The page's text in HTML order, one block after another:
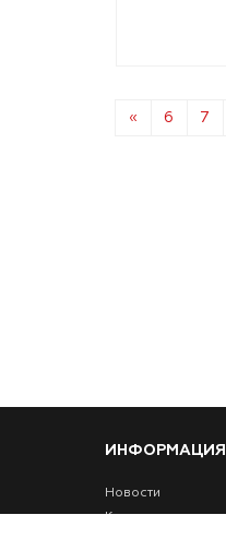
« 6 7
ИНФОРМАЦИЯ
Новости
Контакты